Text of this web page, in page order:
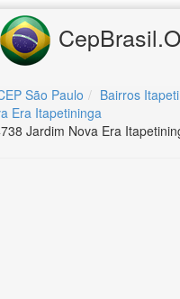
São Paulo
Bairros
Era Itapetininga
Jardim Nova Era